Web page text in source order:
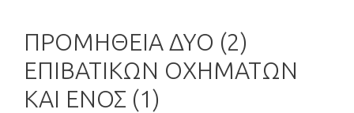
ΠΡΟΜΗΘΕΙΑ ΔΥΟ (2)
ΕΠΙΒΑΤΙΚΩΝ ΟΧΗΜΑΤΩΝ
ΚΑΙ ΕΝΟΣ (1)